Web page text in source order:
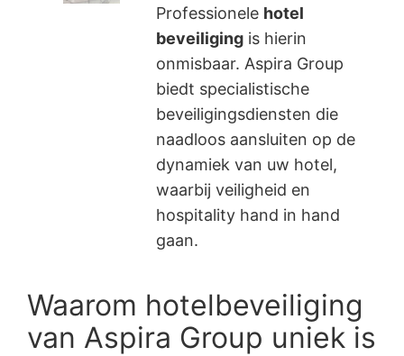
Professionele hotel
beveiliging is hierin
onmisbaar. Aspira Group
biedt specialistische
beveiligingsdiensten die
naadloos aansluiten op de
dynamiek van uw hotel,
waarbij veiligheid en
hospitality hand in hand
gaan.
Waarom hotelbeveiliging
van Aspira Group uniek is